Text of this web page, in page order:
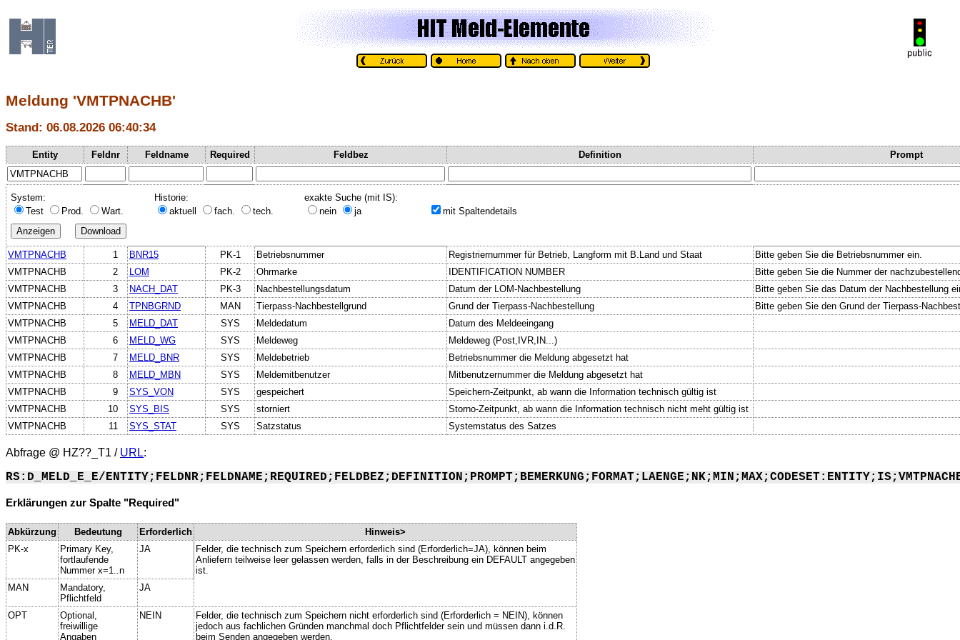
Meldung 'VMTPNACHB'
Stand: 06.08.2026 06:40:34
Entity Feldnr Feldname Required Feldbez Definition Prompt
System:
Test
Prod. Wart.
Historie:
aktuell
fach. tech.
exakte Suche (mit IS):
nein
ja mit Spaltendetails
VMTPNACHB 1 BNR15 PK-1 Betriebsnummer Registriernummer für Betrieb, Langform mit B.Land und Staat
Bitte geben Sie die Betriebsnummer ein.
VMTPNACHB
2 LOM PK-2 Ohrmarke IDENTIFICATION NUMBER
Bitte geben Sie die Nummer der
VMTPNACHB
3 NACH_DAT PK-3 Nachbestellungsdatum Datum der LOM-Nachbestellung
Bitte geben Sie das Datum der Nachbestellung
VMTPNACHB
4 TPNBGRND MAN Tierpass-Nachbestellgrund Grund der Tierpass-Nachbestellung
Bitte geben Sie den Grund der Tierpass-
VMTPNACHB
5 MELD_DAT SYS Meldedatum
Datum des Meldeeingang
VMTPNACHB
6 MELD_WG SYS Meldeweg
Meldeweg (Post,IVR,IN...)
VMTPNACHB
7 MELD_BNR SYS Meldebetrieb
Betriebsnummer die Meldung abgesetzt hat
VMTPNACHB
8 MELD_MBN SYS Meldemitbenutzer
Mitbenutzernummer die Meldung abgesetzt hat
VMTPNACHB
9 SYS_VON SYS gespeichert
Speichern-Zeitpunkt, ab wann die Information technisch gültig ist
VMTPNACHB
10 SYS_BIS SYS storniert
Storno-Zeitpunkt, ab wann die Information technisch nicht meht gültig ist
VMTPNACHB
11 SYS_STAT SYS Satzstatus Systemstatus des Satzes
Abfrage @ HZ??_T1 / URL:
RS:D_MELD_E_E/
Erklärungen zur Spalte "Required"
Abkürzung Bedeutung Erforderlich
Hinweis>
PK-x
Primary Key,
fortlaufende
Nummer x=1..n
JA
Felder, die technisch zum Speichern erforderlich sind (Erforderlich=JA), können beim
Anliefern teilweise leer gelassen werden, falls in der Beschreibung ein DEFAULT angegeben
ist.
MAN
Mandatory,
Pflichtfeld
JA
OPT
Optional,
freiwillige
Angaben
NEIN
Felder, die technisch zum Speichern nicht erforderlich sind (Erforderlich = NEIN), können
jedoch aus fachlichen Gründen manchmal doch Pflichtfelder sein und müssen dann i.d.R.
beim Senden angegeben werden.